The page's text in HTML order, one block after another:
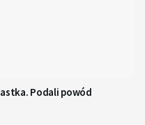
Podali powód